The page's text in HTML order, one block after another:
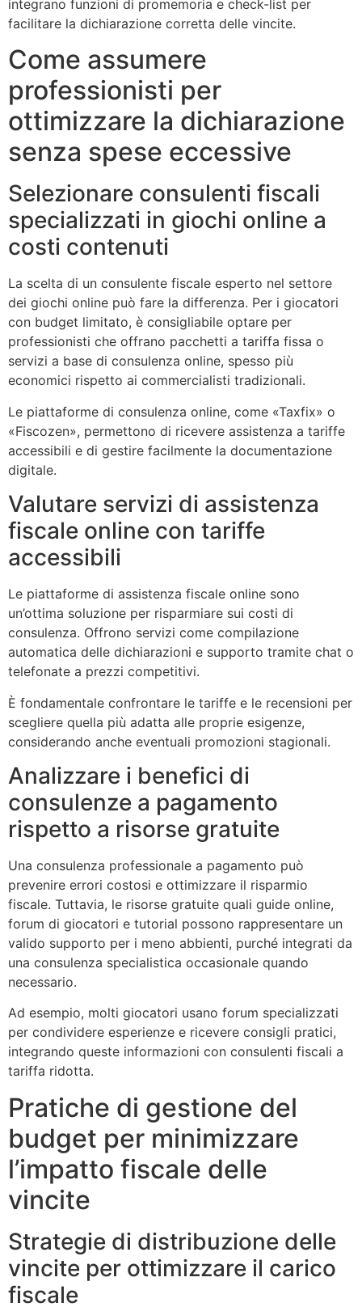
integrano funzioni di promemoria e check-list per
facilitare la dichiarazione corretta delle vincite.
Come assumere
professionisti per
ottimizzare la dichiarazione
senza spese eccessive
Selezionare consulenti fiscali
specializzati in giochi online a
costi contenuti
La scelta di un consulente fiscale esperto nel settore
dei giochi online può fare la differenza. Per i giocatori
con budget limitato, è consigliabile optare per
professionisti che offrano pacchetti a tariffa fissa o
servizi a base di consulenza online, spesso più
economici rispetto ai commercialisti tradizionali.
Le piattaforme di consulenza online, come «Taxfix» o
«Fiscozen», permettono di ricevere assistenza a tariffe
accessibili e di gestire facilmente la documentazione
digitale.
Valutare servizi di assistenza
fiscale online con tariffe
accessibili
Le piattaforme di assistenza fiscale online sono
un’ottima soluzione per risparmiare sui costi di
consulenza. Offrono servizi come compilazione
automatica delle dichiarazioni e supporto tramite chat o
telefonate a prezzi competitivi.
È fondamentale confrontare le tariffe e le recensioni per
scegliere quella più adatta alle proprie esigenze,
considerando anche eventuali promozioni stagionali.
Analizzare i benefici di
consulenze a pagamento
rispetto a risorse gratuite
Una consulenza professionale a pagamento può
prevenire errori costosi e ottimizzare il risparmio
fiscale. Tuttavia, le risorse gratuite quali guide online,
forum di giocatori e tutorial possono rappresentare un
valido supporto per i meno abbienti, purché integrati da
una consulenza specialistica occasionale quando
necessario.
Ad esempio, molti giocatori usano forum specializzati
per condividere esperienze e ricevere consigli pratici,
integrando queste informazioni con consulenti fiscali a
tariffa ridotta.
Pratiche di gestione del
budget per minimizzare
l’impatto fiscale delle
vincite
Strategie di distribuzione delle
vincite per ottimizzare il carico
fiscale